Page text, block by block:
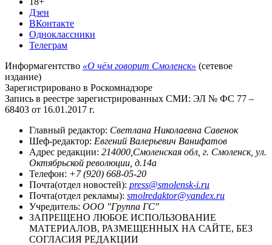
Дзен
ВКонтакте
Одноклассники
Телеграм
Информагентство «О чём говорит Смоленск» (сетевое
издание)
Зарегистрировано в Роскомнадзоре
Запись в реестре зарегистрированных СМИ: ЭЛ № ФС 77 –
68403 от 16.01.2017 г.
Главный редактор: Светлана Николаевна Савенок
Шеф-редактор: Евгений Валерьевич Ванифатов
Адрес редакции: 214000,Смоленская обл, г. Смоленск, ул.
Октябрьской революции, д.14а
Телефон: +7 (920) 668-05-20
Почта(отдел новостей): press@smolensk-i.ru
Почта(отдел рекламы): smolredaktor@yandex.ru
Учредитель: ООО "Группа ГС"
ЗАПРЕЩЕНО ЛЮБОЕ ИСПОЛЬЗОВАНИЕ
МАТЕРИАЛОВ, РАЗМЕЩЕННЫХ НА САЙТЕ, БЕЗ
СОГЛАСИЯ РЕДАКЦИИ